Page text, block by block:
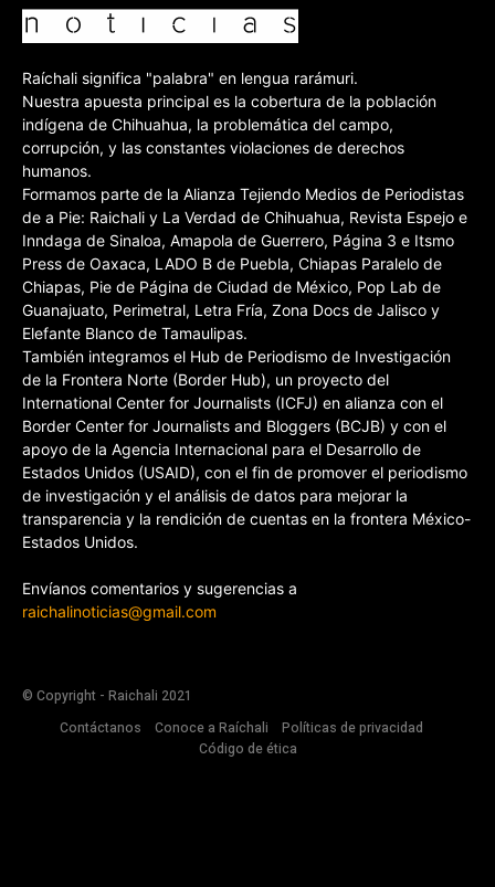
Raíchali significa "palabra" en lengua rarámuri.
Nuestra apuesta principal es la cobertura de la población
indígena de Chihuahua, la problemática del campo,
corrupción, y las constantes violaciones de derechos
humanos.
Formamos parte de la Alianza Tejiendo Medios de Periodistas
de a Pie: Raichali y La Verdad de Chihuahua, Revista Espejo e
Inndaga de Sinaloa, Amapola de Guerrero, Página 3 e Itsmo
Press de Oaxaca, LADO B de Puebla, Chiapas Paralelo de
Chiapas, Pie de Página de Ciudad de México, Pop Lab de
Guanajuato, Perimetral, Letra Fría, Zona Docs de Jalisco y
Elefante Blanco de Tamaulipas.
También integramos el Hub de Periodismo de Investigación
de la Frontera Norte (Border Hub), un proyecto del
International Center for Journalists (ICFJ) en alianza con el
Border Center for Journalists and Bloggers (BCJB) y con el
apoyo de la Agencia Internacional para el Desarrollo de
Estados Unidos (USAID), con el fin de promover el periodismo
de investigación y el análisis de datos para mejorar la
transparencia y la rendición de cuentas en la frontera México-
Estados Unidos.
Envíanos comentarios y sugerencias a
raichalinoticias@gmail.com
© Copyright - Raichali 2021
Contáctanos
Conoce a Raíchali
Políticas de privacidad
Código de ética